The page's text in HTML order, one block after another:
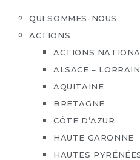
QUI SOMMES-NOUS
ACTIONS
ACTIONS
ALSACE –
AQUITAINE
BRETAGNE
CÔTE D’AZUR
HAUTE GARONNE
HAUTES